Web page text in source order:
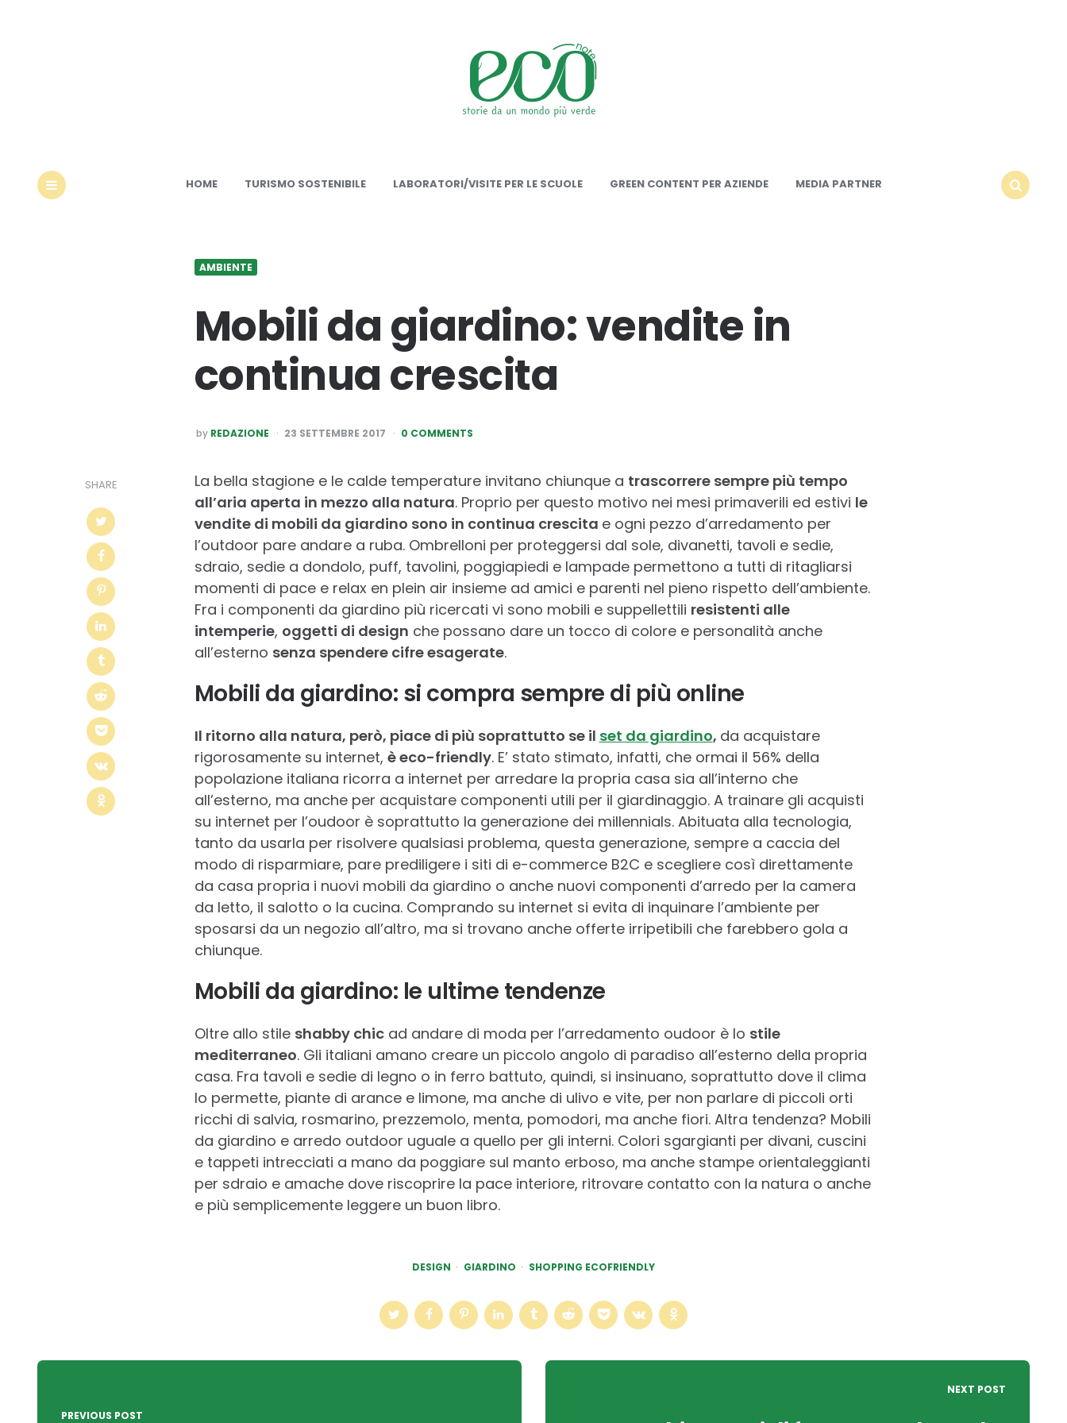
HOME TURISMO SOSTENIBILE LABORATORI/VISITE PER LE SCUOLE GREEN CONTENT PER AZIENDE
MEDIA PARTNER
AMBIENTE
Mobili da giardino: vendite in
continua crescita
POSTED
BY
by REDAZIONE 23 SETTEMBRE 2017 0 COMMENTS
SHARE La bella stagione e le calde temperature invitano chiunque a trascorrere sempre più tempo
all’aria aperta in mezzo alla natura. Proprio per questo motivo nei mesi primaverili ed estivi le
vendite di mobili da giardino sono in continua crescita e ogni pezzo d’arredamento per
l’outdoor pare andare a ruba. Ombrelloni per proteggersi dal sole, divanetti, tavoli e sedie,
sdraio, sedie a dondolo, puff, tavolini, poggiapiedi e lampade permettono a tutti di ritagliarsi
momenti di pace e relax en plein air insieme ad amici e parenti nel pieno rispetto dell’ambiente.
Fra i componenti da giardino più ricercati vi sono mobili e suppellettili resistenti alle
intemperie, oggetti di design che possano dare un tocco di colore e personalità anche
all’esterno senza spendere cifre esagerate.
Mobili da giardino: si compra sempre di più online
Il ritorno alla natura, però, piace di più soprattutto se il set da giardino, da acquistare
rigorosamente su internet, è eco-friendly. E’ stato stimato, infatti, che ormai il 56% della
popolazione italiana ricorra a internet per arredare la propria casa sia all’interno che
all’esterno, ma anche per acquistare componenti utili per il giardinaggio. A trainare gli acquisti
su internet per l’oudoor è soprattutto la generazione dei millennials. Abituata alla tecnologia,
tanto da usarla per risolvere qualsiasi problema, questa generazione, sempre a caccia del
modo di risparmiare, pare prediligere i siti di e-commerce B2C e scegliere così direttamente
da casa propria i nuovi mobili da giardino o anche nuovi componenti d’arredo per la camera
da letto, il salotto o la cucina. Comprando su internet si evita di inquinare l’ambiente per
sposarsi da un negozio all’altro, ma si trovano anche offerte irripetibili che farebbero gola a
chiunque.
Mobili da giardino: le ultime tendenze
Oltre allo stile shabby chicad andare di moda per l’arredamento oudoor è lo stile
mediterraneo. Gli italiani amano creare un piccolo angolo di paradiso all’esterno della propria
casa. Fra tavoli e sedie di legno o in ferro battuto, quindi, si insinuano, soprattutto dove il clima
lo permette, piante di arance e limone, ma anche di ulivo e vite, per non parlare di piccoli orti
ricchi di salvia, rosmarino, prezzemolo, menta, pomodori, ma anche fiori. Altra tendenza? Mobili
da giardino e arredo outdoor uguale a quello per gli interni. Colori sgargianti per divani, cuscini
e tappeti intrecciati a mano da poggiare sul manto erboso, ma anche stampe orientaleggianti
per sdraio e amache dove riscoprire la pace interiore, ritrovare contatto con la natura o anche
e più semplicemente leggere un buon libro.
DESIGN GIARDINO SHOPPING ECOFRIENDLY
Post
PREVIOUS POST
NEXT POST